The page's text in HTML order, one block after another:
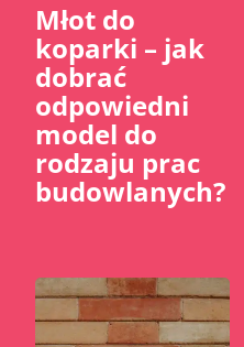
Młot do
koparki – jak
dobrać
odpowiedni
model do
rodzaju prac
budowlanych?